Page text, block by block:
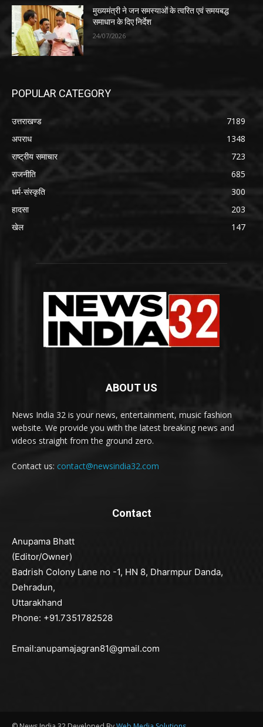
मुख्यमंत्री ने जन समस्याओं के त्वरित एवं समयबद्ध
समाधान के दिए निर्देश
24/07/2026
POPULAR CATEGORY
उत्तराखण्ड
7189
अपराध
1348
राष्ट्रीय समाचार
723
राजनीति
685
धर्म-संस्कृति
300
हादसा
203
खेल
147
ABOUT US
News India 32 is your news, entertainment, music fashion
website. We provide you with the latest breaking news and
videos straight from the ground zero.
Contact us: contact@newsindia32.com
Contact
Anupama Bhatt
(Editor/Owner)
Badrish Colony Lane no -1, HN 8, Dharmpur Danda,
Dehradun,
Uttarakhand
Phone: +91.7351782528
Email:anupamajagran81@gmail.com